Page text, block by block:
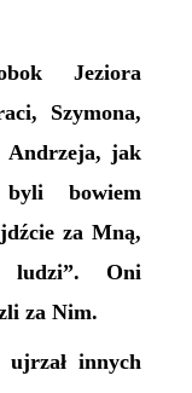
Jeziora
Szymona,
Andrzeja, jak
bowiem
za Mną,
ludzi”. Oni
za Nim.
ujrzał innych